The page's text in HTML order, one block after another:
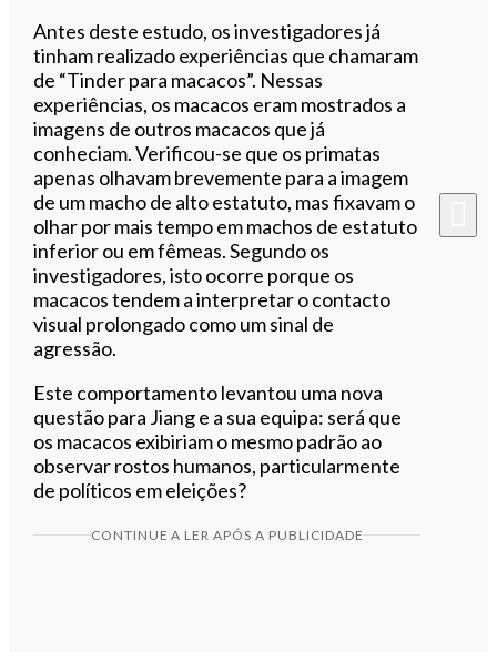
Antes deste estudo, os investigadores já
tinham realizado experiências que chamaram
de “Tinder para macacos”. Nessas
experiências, os macacos eram mostrados a
imagens de outros macacos que já
conheciam. Verificou-se que os primatas
apenas olhavam brevemente para a imagem
de um macho de alto estatuto, mas fixavam o
olhar por mais tempo em machos de estatuto
inferior ou em fêmeas. Segundo os
investigadores, isto ocorre porque os
macacos tendem a interpretar o contacto
visual prolongado como um sinal de
agressão.
Este comportamento levantou uma nova
questão para Jiang e a sua equipa: será que
os macacos exibiriam o mesmo padrão ao
observar rostos humanos, particularmente
de políticos em eleições?
CONTINUE A LER APÓS A PUBLICIDADE